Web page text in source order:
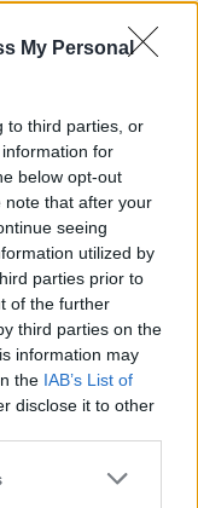
My Personal
to third parties, or
for
below opt-out
note that after your
seeing
utilized by
parties prior to
of the further
third parties on the
information may
the IAB’s List of
disclose it to other
στη διεθνή
στα 320,42